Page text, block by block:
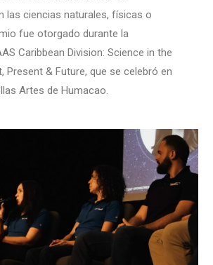
las ciencias naturales, físicas o
fue otorgado durante la
Caribbean Division: Science in the
Present & Future, que se celebró en
Artes de Humacao.